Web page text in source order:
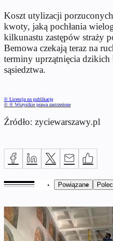
Koszt utylizacji
kwoty, jaką pochłania
kilkunastu zastępów straży
Bemowa czekają teraz na
terminy uprzątnięcia
sąsiedztwa.
© Licencja na publikację
© ℗ Wszystkie prawa zastrzeżone
Źródło: zyciewarszawy.pl
Powiązane